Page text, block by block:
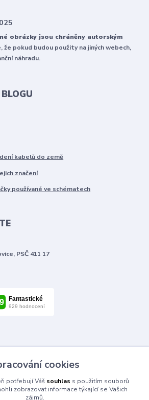
cookies
potřebují Váš souhlas s použitím souborů
zobrazovat informace týkající se Vašich
zájmů.
obrázky jsou chráněny autorským
že pokud budou použity na jiných webech,
náhradu.
kabelů do země
značení
používané ve schématech
PSČ 411 17
443
- 20,00 hod
cookies
potřebují Váš souhlas s použitím souborů
zobrazovat informace týkající se Vašich
zájmů.